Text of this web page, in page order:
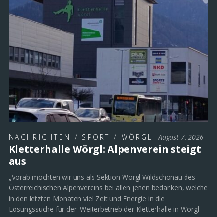
NACHRICHTEN / SPORT / WÖRGL August 7, 2026
Kletterhalle Wörgl: Alpenverein steigt
aus
„Vorab möchten wir uns als Sektion Wörgl Wildschönau des
Österreichischen Alpenvereins bei allen jenen bedanken, welche
in den letzten Monaten viel Zeit und Energie in die
Lösungssuche für den Weiterbetrieb der Kletterhalle in Wörgl